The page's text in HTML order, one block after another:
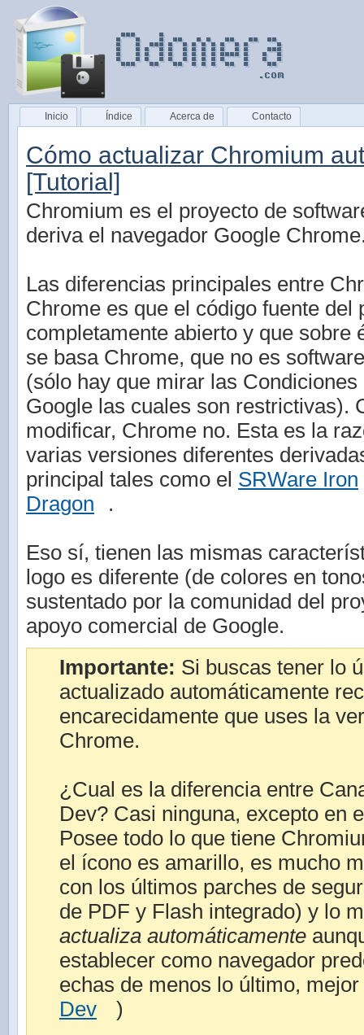
Inicio Índice Acerca de Contacto
Cómo actualizar Chromium
[Tutorial]
Chromium es el proyecto de
deriva el navegador Google
Las diferencias principales entre
Chrome es que el código fuente del
completamente abierto y que sobre
se basa Chrome, que no es
(sólo hay que mirar las
Google las cuales son restrictivas).
modificar, Chrome no. Esta es la
varias versiones diferentes
principal tales como el SRWare Iron
Dragon
.
Eso sí, tienen las mismas
logo es diferente (de colores en
sustentado por la comunidad del
apoyo comercial de Google.
Importante: Si buscas tener lo
actualizado automáticamente
encarecidamente que uses la
Chrome.
¿Cual es la diferencia entre
Dev? Casi ninguna, excepto en
Posee todo lo que tiene
el ícono es amarillo, es mucho
con los últimos parches de
de PDF y Flash integrado) y lo
actualiza automáticamente
establecer como navegador
echas de menos lo último, mejor
Dev
)